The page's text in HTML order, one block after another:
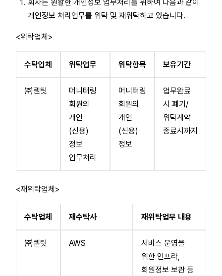
회사는 원활한 개인정보 업무처리를 위하여 다음과 같이
개인정보 처리업무를 위탁 및 재위탁하고 있습니다.
<위탁업체>
수탁업체 위탁업무 위탁항목 보유기간
㈜퀀팃
머니터링
회원의
개인
(신용)
정보
업무처리
머니터링
회원의
개인
(신용)
정보
업무완료
시 폐기/
위탁계약
종료시까지
<재위탁업체>
수탁업체 재수탁사 재위탁업무 내용
㈜퀀팃 AWS
서비스 운영을
위한 인프라,
회원정보 보관 등